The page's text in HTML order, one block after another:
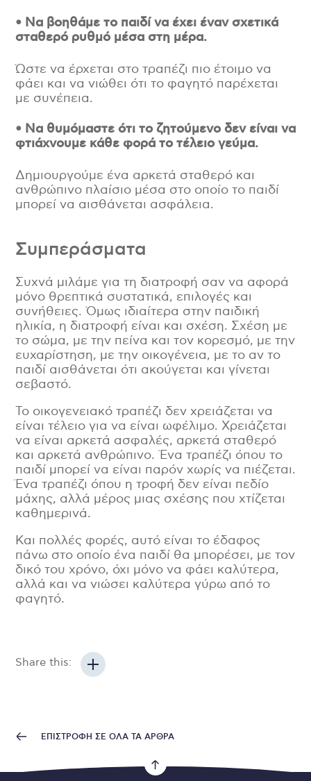
• Να βοηθάμε το παιδί να έχει έναν σχετικά
σταθερό ρυθμό μέσα στη μέρα.
Ώστε να έρχεται στο τραπέζι πιο έτοιμο να
φάει και να νιώθει ότι το φαγητό παρέχεται
με συνέπεια.
• Να θυμόμαστε ότι το ζητούμενο δεν είναι να
φτιάχνουμε κάθε φορά το τέλειο γεύμα.
Δημιουργούμε ένα αρκετά σταθερό και
ανθρώπινο πλαίσιο μέσα στο οποίο το παιδί
μπορεί να αισθάνεται ασφάλεια.
Συμπεράσματα
Συχνά μιλάμε για τη διατροφή σαν να αφορά
μόνο θρεπτικά συστατικά, επιλογές και
συνήθειες. Όμως ιδιαίτερα στην παιδική
ηλικία, η διατροφή είναι και σχέση. Σχέση με
το σώμα, με την πείνα και τον κορεσμό, με την
ευχαρίστηση, με την οικογένεια, με το αν το
παιδί αισθάνεται ότι ακούγεται και γίνεται
σεβαστό.
Το οικογενειακό τραπέζι δεν χρειάζεται να
είναι τέλειο για να είναι ωφέλιμο. Χρειάζεται
να είναι αρκετά ασφαλές, αρκετά σταθερό
και αρκετά ανθρώπινο. Ένα τραπέζι όπου το
παιδί μπορεί να είναι παρόν χωρίς να πιέζεται.
Ένα τραπέζι όπου η τροφή δεν είναι πεδίο
μάχης, αλλά μέρος μιας σχέσης που χτίζεται
καθημερινά.
Και πολλές φορές, αυτό είναι το έδαφος
πάνω στο οποίο ένα παιδί θα μπορέσει, με τον
δικό του χρόνο, όχι μόνο να φάει καλύτερα,
αλλά και να νιώσει καλύτερα γύρω από το
φαγητό.
Share this:
ΕΠΙΣΤΡΟΦΗ ΣΕ ΟΛΑ ΤΑ ΑΡΘΡΑ